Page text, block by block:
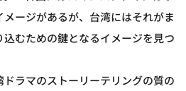
ージがあるが、台湾にはそれがま
むための鍵となるイメージを見つ
ラマのストーリーテリングの質の